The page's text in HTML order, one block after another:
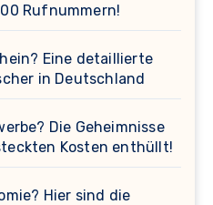
Rufnummern!
Eine detaillierte
in Deutschland
Die Geheimnisse
Kosten enthüllt!
Hier sind die